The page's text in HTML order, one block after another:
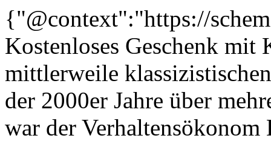
{"@context":"https://
Kostenloses Geschenk
mittlerweile
der 2000er Jahre über
war der